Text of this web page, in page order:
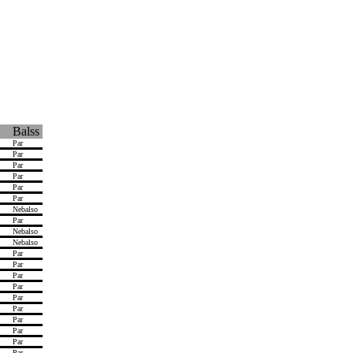
Balss
Par
Par
Par
Par
Par
Par
Nebalso
Par
Nebalso
Nebalso
Par
Par
Par
Par
Par
Par
Par
Par
Par